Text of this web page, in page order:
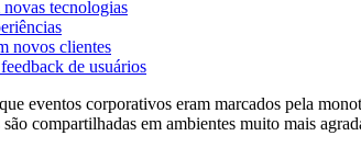
tecnologias
novos clientes
de usuários
eventos corporativos eram marcados pela
compartilhadas em ambientes muito mais